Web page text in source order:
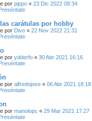
por pippo « 23 Dic 2022 08:34
Preséntate
carátulas por hobby
por Divo « 22 Nov 2022 21:31
Preséntate
por ydderfo « 30 Abr 2021 16:16
Preséntate
por alfredojose « 06 Abr 2021 18:18
Preséntate
por manolopc « 29 Mar 2021 17:27
Preséntate